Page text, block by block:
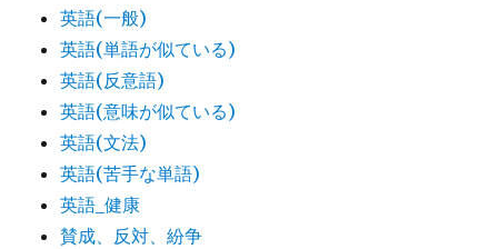
英語(一般)
英語(単語が似ている)
英語(反意語)
英語(意味が似ている)
英語(文法)
英語(苦手な単語)
英語_健康
賛成、反対、紛争